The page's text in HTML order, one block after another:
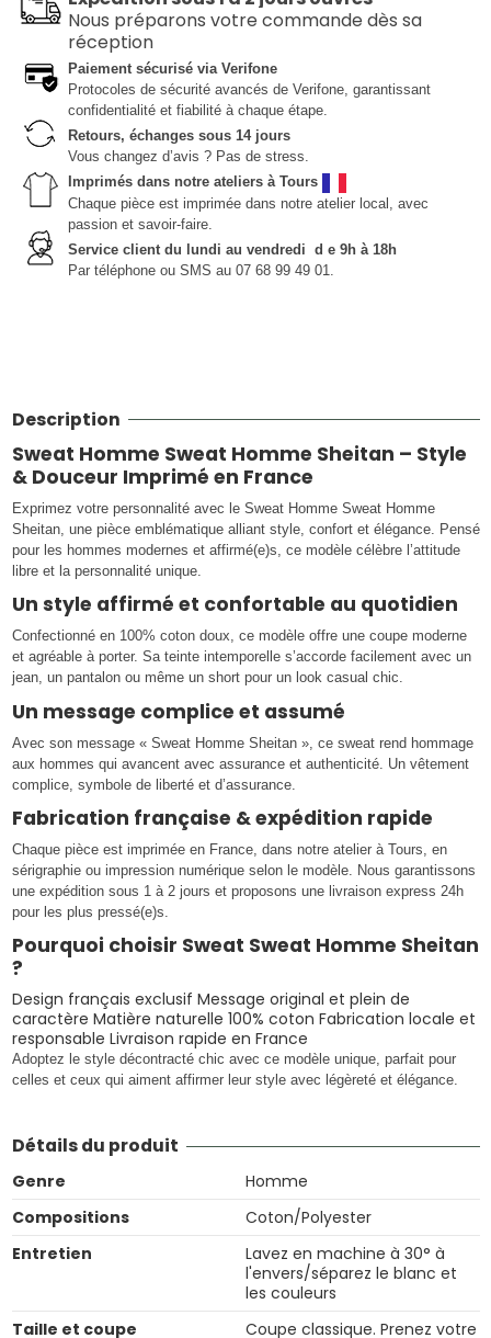
Nous préparons votre commande dès sa
réception
Paiement sécurisé via Verifone
Protocoles de sécurité avancés de Verifone, garantissant
confidentialité et fiabilité à chaque étape.
Retours, échanges sous 14 jours
Vous changez d’avis ? Pas de stress.
Imprimés dans notre ateliers à Tours
Chaque pièce est imprimée dans notre atelier local, avec
passion et savoir-faire.
Service client du lundi au vendredi d e 9h à 18h
Par téléphone ou SMS au 07 68 99 49 01.
Description
Sweat Homme Sweat Homme Sheitan – Style
& Douceur Imprimé en France
Exprimez votre personnalité avec le Sweat Homme Sweat Homme
Sheitan, une pièce emblématique alliant style, confort et élégance. Pensé
pour les hommes modernes et affirmé(e)s, ce modèle célèbre l’attitude
libre et la personnalité unique.
Un style affirmé et confortable au quotidien
Confectionné en 100% coton doux, ce modèle offre une coupe moderne
et agréable à porter. Sa teinte intemporelle s’accorde facilement avec un
jean, un pantalon ou même un short pour un look casual chic.
Un message complice et assumé
Avec son message « Sweat Homme Sheitan », ce sweat rend hommage
aux hommes qui avancent avec assurance et authenticité. Un vêtement
complice, symbole de liberté et d’assurance.
Fabrication française & expédition rapide
Chaque pièce est imprimée en France, dans notre atelier à Tours, en
sérigraphie ou impression numérique selon le modèle. Nous garantissons
une expédition sous 1 à 2 jours et proposons une livraison express 24h
pour les plus pressé(e)s.
Pourquoi choisir Sweat Sweat Homme Sheitan
?
Design français exclusif Message original et plein de
caractère Matière naturelle 100% coton Fabrication locale et
responsable Livraison rapide en France
Adoptez le style décontracté chic avec ce modèle unique, parfait pour
celles et ceux qui aiment affirmer leur style avec légèreté et élégance.
Détails du produit
Genre
Homme
Compositions
Coton/Polyester
Entretien
Lavez en machine à 30° à
l'envers/séparez le blanc et
les couleurs
Taille et coupe
Coupe classique. Prenez votre